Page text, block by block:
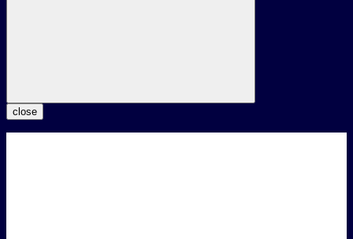
close